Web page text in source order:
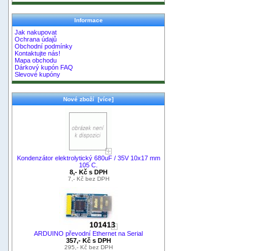
Informace
Jak nakupovat
Ochrana údajů
Obchodní podmínky
Kontaktujte nás!
Mapa obchodu
Dárkový kupón FAQ
Slevové kupóny
Nové zboží [více]
Kondenzátor elektrolytický 680uF / 35V 10x17 mm
105 C.
8,- Kč s DPH
7,- Kč bez DPH
ARDUINO převodní Ethernet na Serial
357,- Kč s DPH
295,- Kč bez DPH